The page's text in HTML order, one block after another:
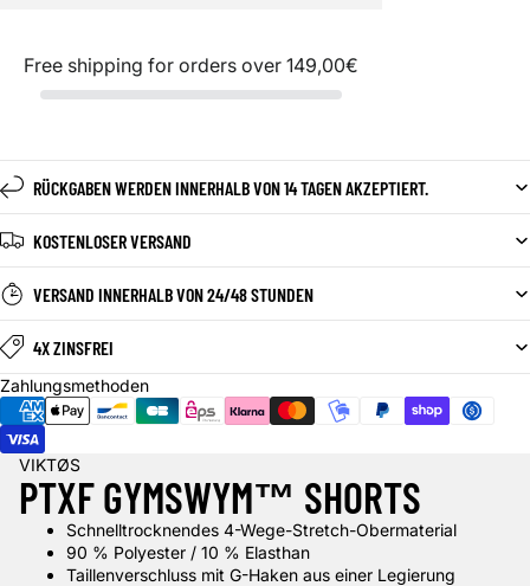
Free shipping for orders over 149,00€
RÜCKGABEN WERDEN INNERHALB VON 14 TAGEN AKZEPTIERT.
KOSTENLOSER VERSAND
VERSAND INNERHALB VON 24/48 STUNDEN
4X ZINSFREI
Zahlungsmethoden
VIKTØS
PTXF GYMSWYM™ SHORTS
Schnelltrocknendes 4-Wege-Stretch-Obermaterial
90 % Polyester / 10 % Elasthan
Taillenverschluss mit G-Haken aus einer Legierung